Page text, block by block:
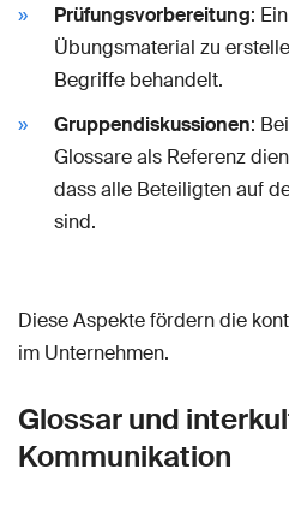
Prüfungsvorbereitung:
Übungsmaterial zu
Begriffe behandelt.
Gruppendiskussionen:
Glossare als Referenz
dass alle Beteiligten auf
sind.
Diese Aspekte fördern die
im Unternehmen.
Glossar und
Kommunikation